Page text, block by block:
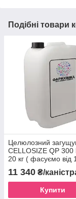
Подібні товари
Целюлозний
CELLOSIZE QP 300
20 кг ( фасуємо від
11 340 ₴/
Купити